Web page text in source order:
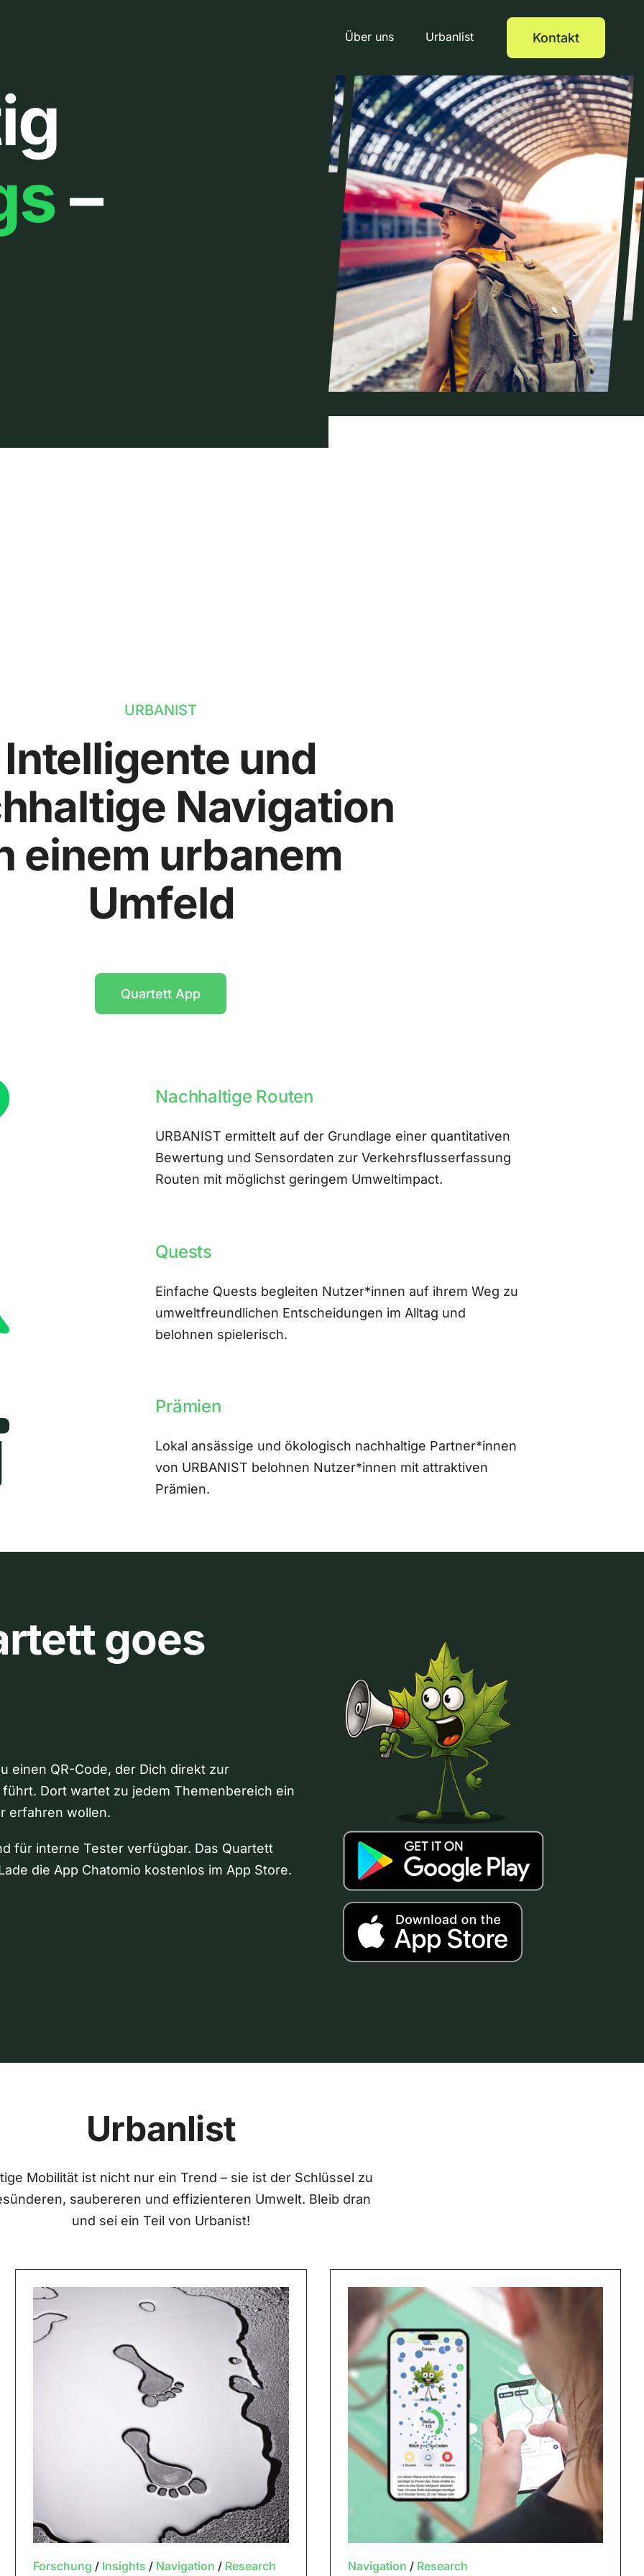
Über uns Urbanlist Kontakt
–
URBANIST
Intelligente und
Navigation
einem urbanem
Umfeld
Quartett App
Nachhaltige Routen
URBANIST ermittelt auf der Grundlage einer quantitativen
Bewertung und Sensordaten zur Verkehrsflusserfassung
Routen mit möglichst geringem Umweltimpact.
Quests
Einfache Quests begleiten Nutzer*innen auf ihrem Weg zu
umweltfreundlichen Entscheidungen im Alltag und
belohnen spielerisch.
Prämien
Lokal ansässige und ökologisch nachhaltige Partner*innen
von URBANIST belohnen Nutzer*innen mit attraktiven
Prämien.
goes
einen QR-Code, der Dich direkt zur
Dort wartet zu jedem Themenbereich ein
erfahren wollen.
für interne Tester verfügbar. Das Quartett
die App Chatomio kostenlos im App Store.
Urbanlist
Mobilität ist nicht nur ein Trend – sie ist der Schlüssel zu
saubereren und effizienteren Umwelt. Bleib dran
und sei ein Teil von Urbanist!
Forschung / Insights / Navigation / Research Navigation / Research